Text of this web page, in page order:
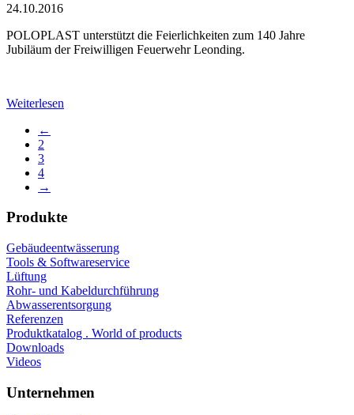
24.10.2016
POLOPLAST unterstützt die Feierlichkeiten zum 140 Jahre
Jubiläum der Freiwilligen Feuerwehr Leonding.
Weiterlesen
←
2
3
4
→
Produkte
Gebäudeentwässerung
Tools & Softwareservice
Lüftung
Rohr- und Kabeldurchführung
Abwasserentsorgung
Referenzen
Produktkatalog . World of products
Downloads
Videos
Unternehmen